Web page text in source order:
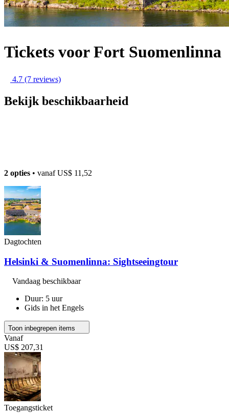
Tickets voor Fort Suomenlinna
4.7 (7 reviews)
Bekijk beschikbaarheid
2 opties • vanafUS$ 11,52
Dagtochten
Helsinki & Suomenlinna: Sightseeingtour
Vandaag beschikbaar
Duur: 5 uur
Gids in het Engels
Toon inbegrepen items
Vanaf
US$ 207,31
Toegangsticket